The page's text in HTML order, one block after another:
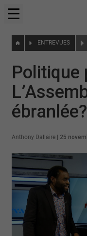
ENTREVUES
Politique
ébranlée?
Anthony Dallaire 25